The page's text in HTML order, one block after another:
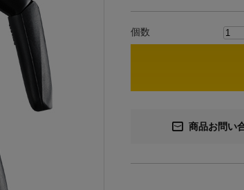
個数
商品お問い